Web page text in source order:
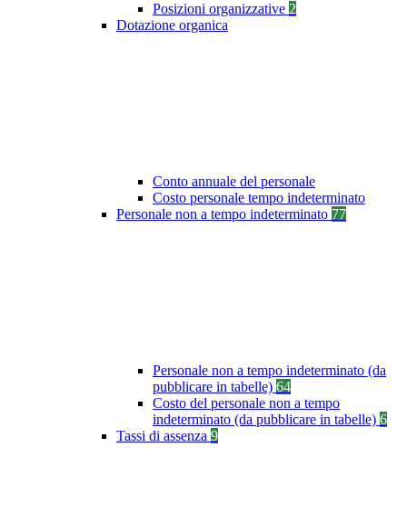
Posizioni organizzative 2
Dotazione organica
Conto annuale del personale
Costo personale tempo indeterminato
Personale non a tempo indeterminato 77
Personale non a tempo indeterminato (da
pubblicare in tabelle) 64
Costo del personale non a tempo
indeterminato (da pubblicare in tabelle) 6
Tassi di assenza 9